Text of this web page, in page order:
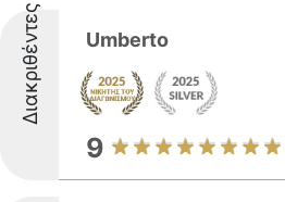
Διακριθέντες Umberto
9